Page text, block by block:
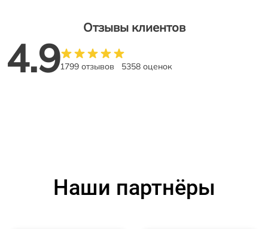
Отзывы клиентов
4.91799 отзывов 5358 оценок
Наши партнёры